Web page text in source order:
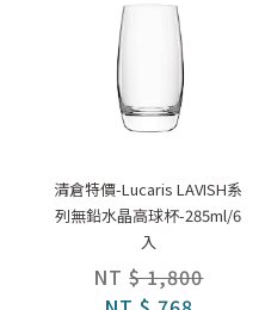
清倉特價-Lucaris LAVISH系
列無鉛水晶高球杯-285ml/6
入
NT $ 1,800